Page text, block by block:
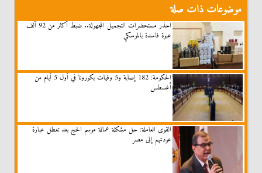
موضوعات ذات صلة
احذر مستحضرات التجميل المجهولة.. ضبط أكثر من 92 ألف
عبوة فاسدة بالموسكي
الحكومة: 182 إصابة و5 وفيات بكورونا في أول 5 أيام من
أغسطس
القوى العاملة: حل مشكلة عمالة موسم الحج بعد تعطل عبارة
عودتهم إلى مصر